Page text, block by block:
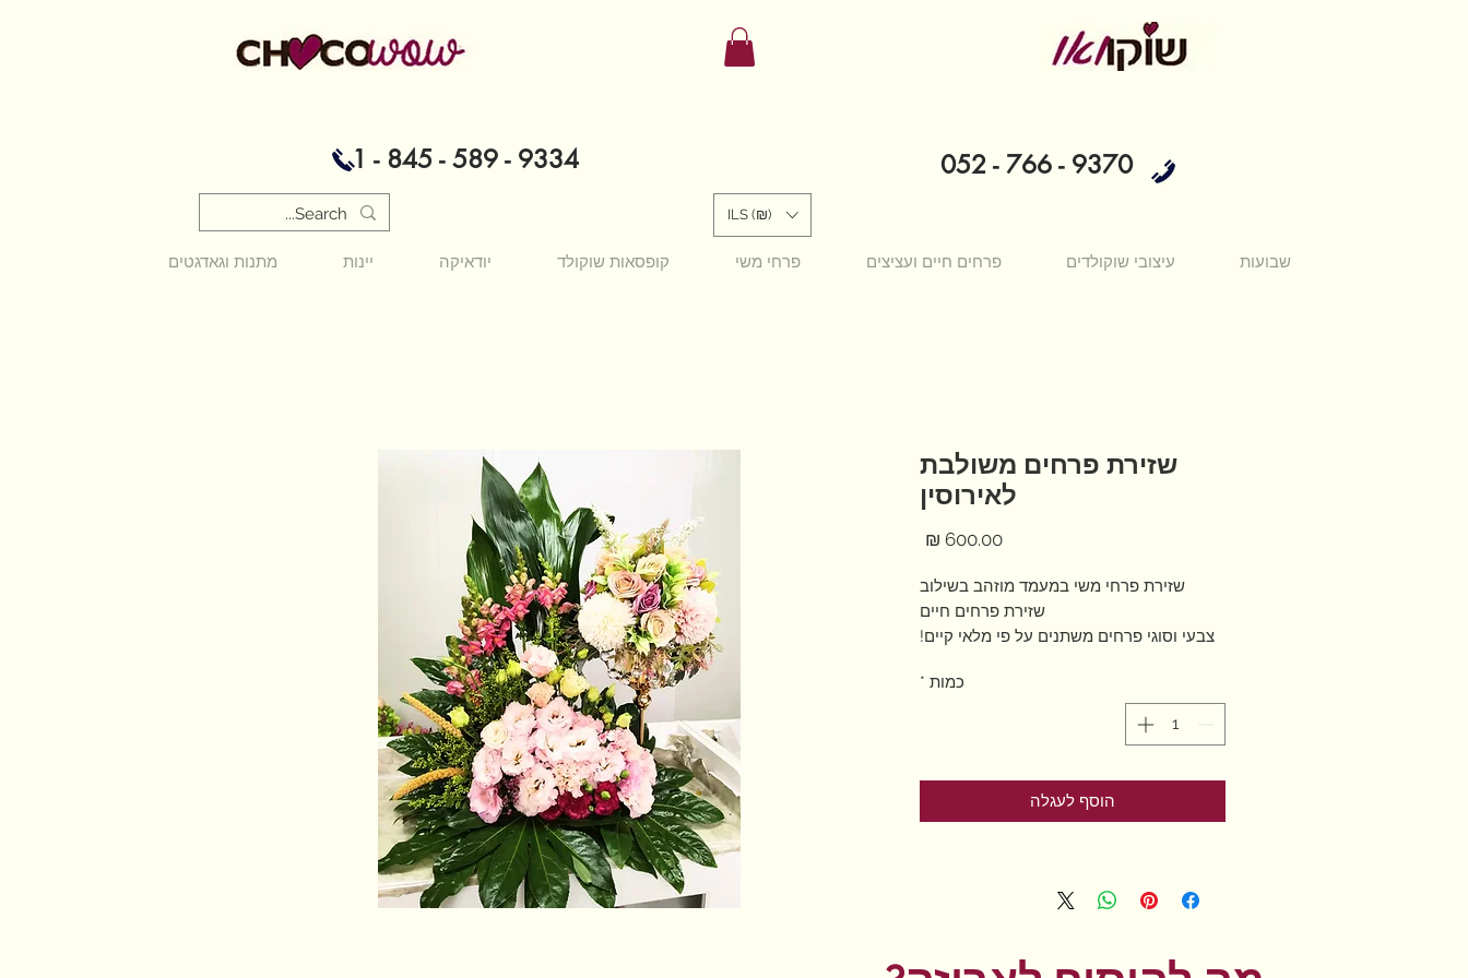
1 - 845 - 589 - 9334 052 - 766 - 9370
ILS (₪)
מתנות וגאדגטים יינות יודאיקה קופסאות שוקולד פרחי משי פרחים חיים ועציצים עיצובי שוקולדים שבועות
שזירת פרחים משולבת
לאירוסין
שזירת פרחי משי במעמד מוזהב בשילוב
שזירת פרחים חיים
צבעי וסוגי פרחים משתנים על פי מלאי קיים!
כמות *
הוסף לעגלה